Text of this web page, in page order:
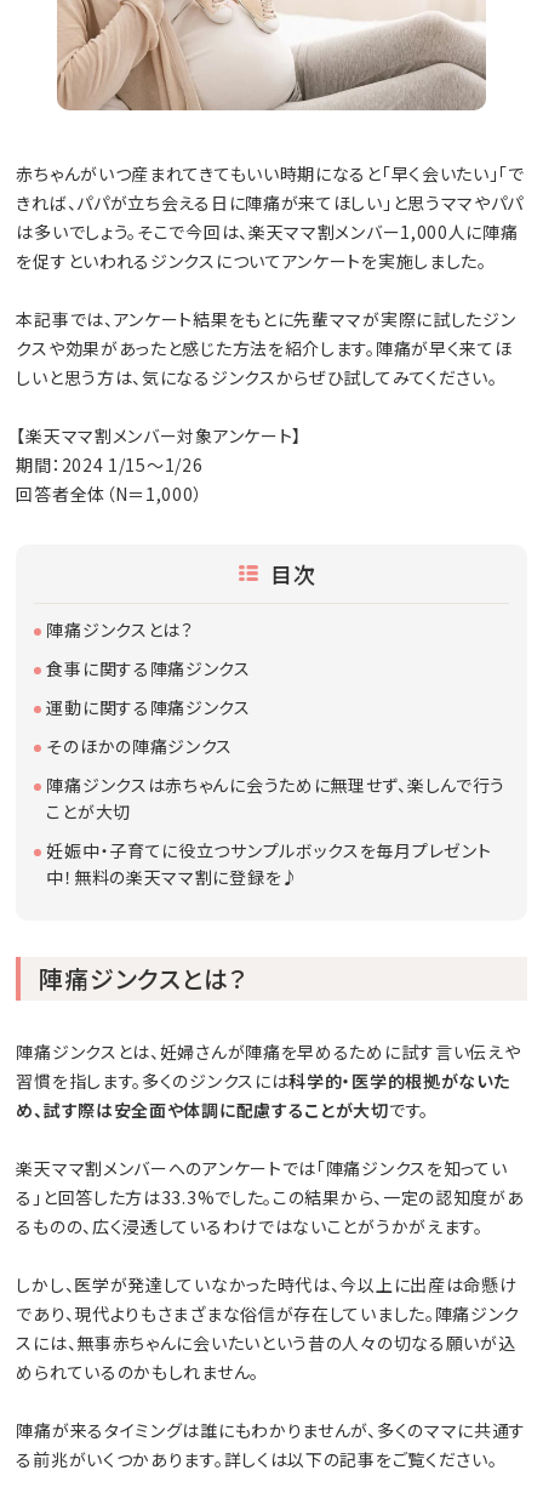
赤ちゃんがいつ産まれてきてもいい時期になると「早く会いたい」「で
きれば、パパが立ち会える日に陣痛が来てほしい」と思うママやパパ
は多いでしょう。そこで今回は、楽天ママ割メンバー1,000人に陣痛
を促すといわれるジンクスについてアンケートを実施しました。
本記事では、アンケート結果をもとに先輩ママが実際に試したジン
クスや効果があったと感じた方法を紹介します。陣痛が早く来てほ
しいと思う方は、気になるジンクスからぜひ試してみてください。
【楽天ママ割メンバー対象アンケート】
期間：2024 1/15～1/26
回答者全体（N＝1,000）
目次
陣痛ジンクスとは？
食事に関する陣痛ジンクス
運動に関する陣痛ジンクス
そのほかの陣痛ジンクス
陣痛ジンクスは赤ちゃんに会うために無理せず、楽しんで行う
ことが大切
妊娠中・子育てに役立つサンプルボックスを毎月プレゼント
中！無料の楽天ママ割に登録を♪
陣痛ジンクスとは？
陣痛ジンクスとは、妊婦さんが陣痛を早めるために試す言い伝えや
習慣を指します。多くのジンクスには科学的・医学的根拠がないた
め、試す際は安全面や体調に配慮することが大切です。
楽天ママ割メンバーへのアンケートでは「陣痛ジンクスを知ってい
る」と回答した方は33.3%でした。この結果から、一定の認知度があ
るものの、広く浸透しているわけではないことがうかがえます。
しかし、医学が発達していなかった時代は、今以上に出産は命懸け
であり、現代よりもさまざまな俗信が存在していました。陣痛ジンク
スには、無事赤ちゃんに会いたいという昔の人々の切なる願いが込
められているのかもしれません。
陣痛が来るタイミングは誰にもわかりませんが、多くのママに共通す
る前兆がいくつかあります。詳しくは以下の記事をご覧ください。